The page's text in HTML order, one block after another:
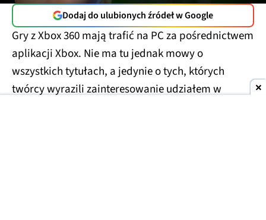
Dodaj do ulubionych źródeł w Google
Gry z Xbox 360 mają trafić na PC za pośrednictwem
aplikacji Xbox. Nie ma tu jednak mowy o
wszystkich tytułach, a jedynie o tych, których
twórcy wyrazili zainteresowanie udziałem w